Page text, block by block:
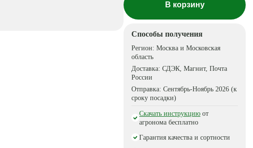
В корзину
Способы получения
Регион:Москва и Московская
область
Доставка:СДЭК, Магнит, Почта
России
Отправка:Сентябрь-Ноябрь 2026 (к
сроку посадки)
Скачать инструкцию от
агронома бесплатно
Гарантия качества и сортности